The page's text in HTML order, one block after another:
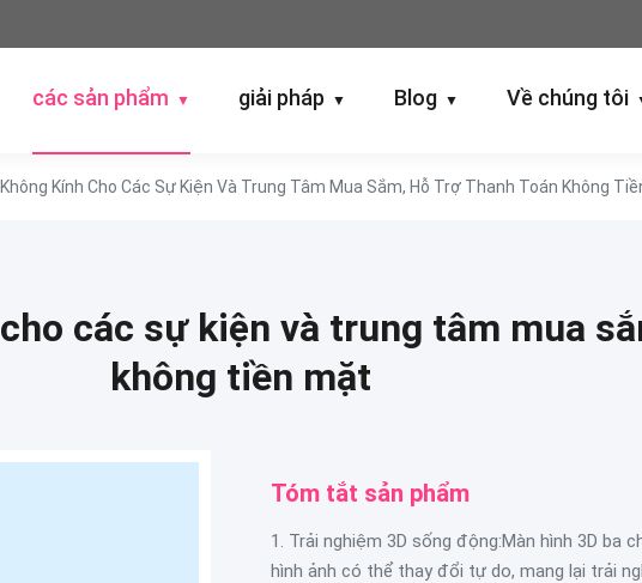
các sản phẩm ▼ giải pháp ▼ Blog ▼ Về chúng tôi
Kính Cho Các Sự Kiện Và Trung Tâm Mua Sắm, Hỗ Trợ Thanh Toán Không
các sự kiện và trung tâm mua
không tiền mặt
Tóm tắt sản phẩm
1. Trải nghiệm 3D sống động:Màn hình 3D
hình ảnh có thể thay đổi tự do, mang lại trải